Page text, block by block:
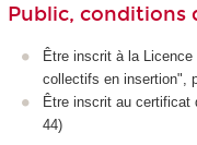
Public, conditions
Être inscrit à la
collectifs en insertion",
Être inscrit au certificat
44)